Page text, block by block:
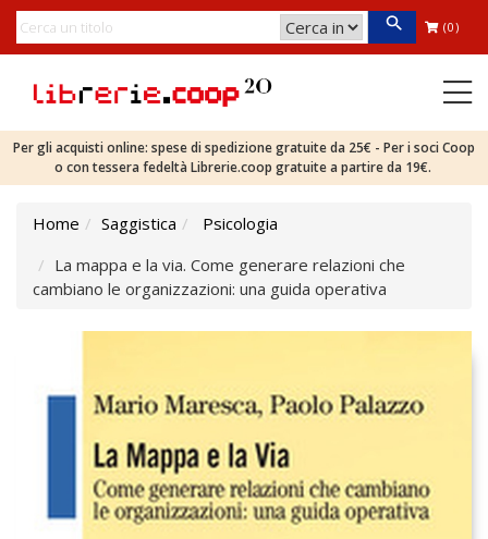
(0)
Per gli acquisti online: spese di spedizione gratuite da 25€ - Per i soci Coop
o con tessera fedeltà Librerie.coop gratuite a partire da 19€.
Home Saggistica
Psicologia
La mappa e la via. Come generare relazioni che
cambiano le organizzazioni: una guida operativa